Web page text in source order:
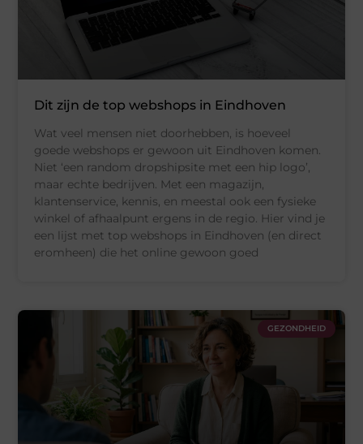
Dit zijn de top webshops in Eindhoven
Wat veel mensen niet doorhebben, is hoeveel
goede webshops er gewoon uit Eindhoven komen.
Niet ‘een random dropshipsite met een hip logo’,
maar echte bedrijven. Met een magazijn,
klantenservice, kennis, en meestal ook een fysieke
winkel of afhaalpunt ergens in de regio. Hier vind je
een lijst met top webshops in Eindhoven (en direct
eromheen) die het online gewoon goed
GEZONDHEID